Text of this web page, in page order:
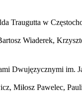
Traugutta w
Wiaderek,
Dwujęzycznymi im.
Miłosz Pawelec,